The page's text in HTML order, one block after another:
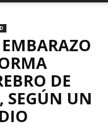
DE
SEGÚN UN